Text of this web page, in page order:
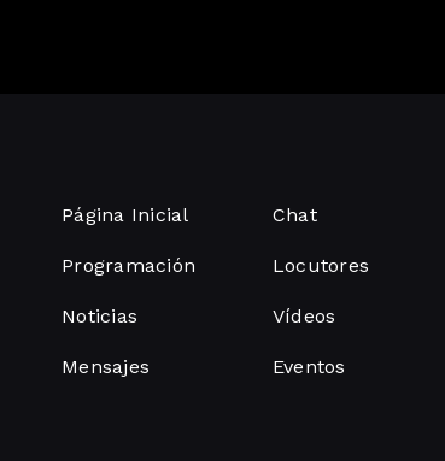
Página Inicial
Programación
Noticias
Mensajes
Chat
Locutores
Vídeos
Eventos